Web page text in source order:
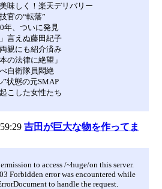
味しく！楽天デリバリー
官の“転落”
年、ついに発見
言えぬ藤田紀子
親にも紹介済み
の法律に絶望」
自衛隊員悶絶
状態の元SMAP
こした女性たち
吉田が巨大な物を作ってま
to access /~huge/on this server.
Forbidden error was encountered while
to handle the request.